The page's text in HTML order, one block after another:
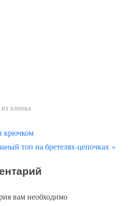
хлопка
крючком
топ на бретелях-цепочках
вам необходимо